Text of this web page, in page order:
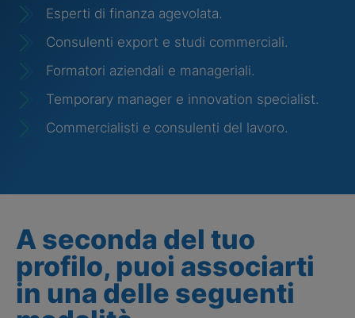
Esperti di finanza agevolata.
Consulenti export e studi commerciali.
Formatori aziendali e manageriali.
Temporary manager e innovation specialist.
Commercialisti e consulenti del lavoro.
A seconda del tuo
profilo, puoi associarti
in una delle seguenti